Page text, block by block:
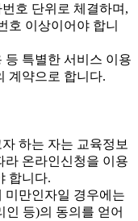
호 단위로 체결하며,
호 이상이어야 합니
특별한 서비스 이용
계약으로 합니다.
하는 자는 교육정보
라 온라인신청을 이용
합니다.
만인자일 경우에는
인 등)의 동의를 얻어